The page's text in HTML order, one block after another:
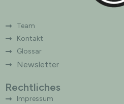
Team
Kontakt
Glossar
Newsletter
Rechtliches
Impressum